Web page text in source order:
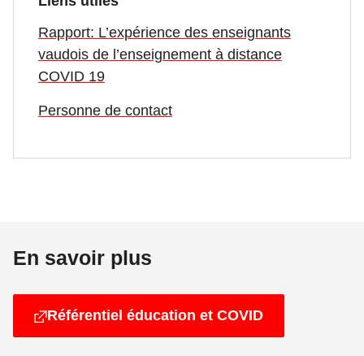
Rapport: L’expérience des enseignants
vaudois de l’enseignement à distance
COVID 19
Personne de contact
En savoir plus
Référentiel éducation et COVID